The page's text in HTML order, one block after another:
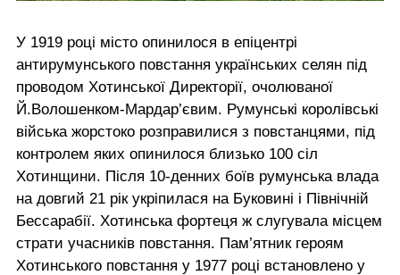
У 1919 році місто опинилося в епіцентрі
антирумунського повстання українських селян під
проводом Хотинської Директорії, очолюваної
Й.Волошенком-Мардар’євим. Румунські королівські
війська жорстоко розправилися з повстанцями, під
контролем яких опинилося близько 100 сіл
Хотинщини. Після 10-денних боїв румунська влада
на довгий 21 рік укріпилася на Буковині і Північній
Бессарабії. Хотинська фортеця ж слугувала місцем
страти учасників повстання. Пам’ятник героям
Хотинського повстання у 1977 році встановлено у